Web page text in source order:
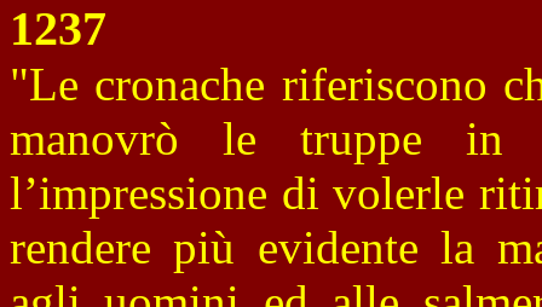
1237
"Le cronache riferiscono
manovrò le truppe in
l’impressione di volerle
rendere più evidente la